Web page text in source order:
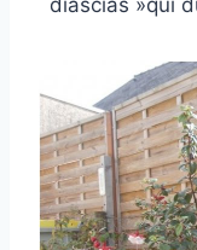
diascias »qui